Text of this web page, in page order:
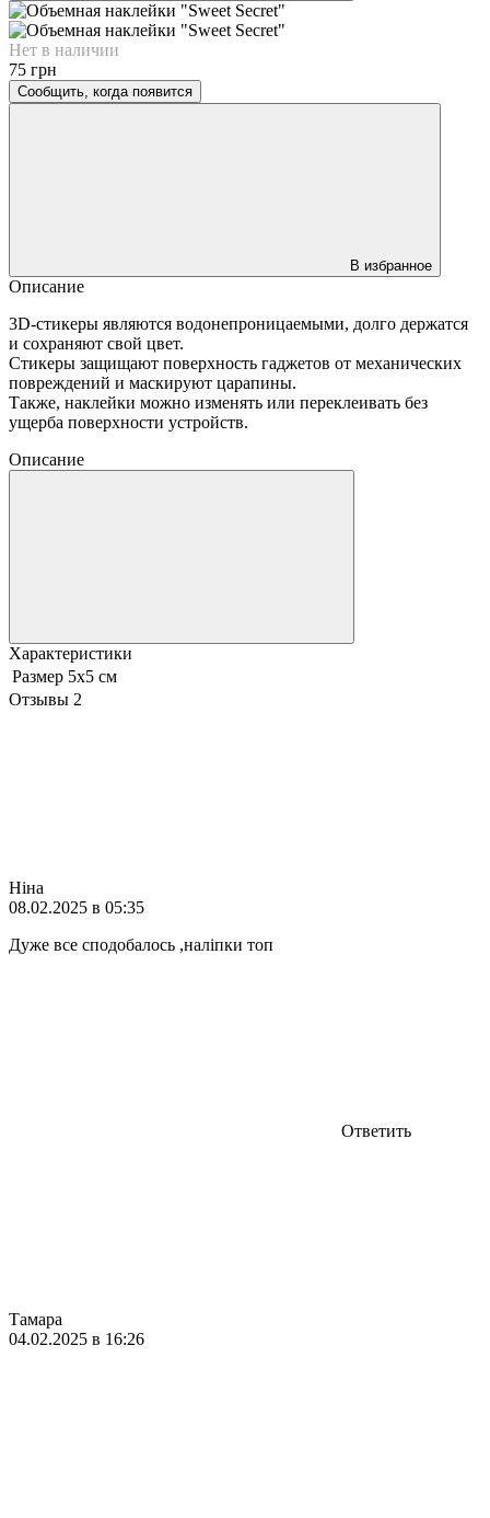
Нет в наличии
75 грн
Сообщить, когда появится
В избранное
Описание
3D-стикеры являются водонепроницаемыми, долго держатся
и сохраняют свой цвет.
Стикеры защищают поверхность гаджетов от механических
повреждений и маскируют царапины.
Также, наклейки можно изменять или переклеивать без
ущерба поверхности устройств.
Описание
Характеристики
Размер 5х5 см
Отзывы 2
Ніна
08.02.2025 в 05:35
Дуже все сподобалось ,наліпки топ
Ответить
Тамара
04.02.2025 в 16:26